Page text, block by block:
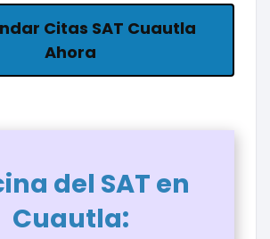
Citas SAT Cuautla
Ahora
del SAT en
Cuautla: